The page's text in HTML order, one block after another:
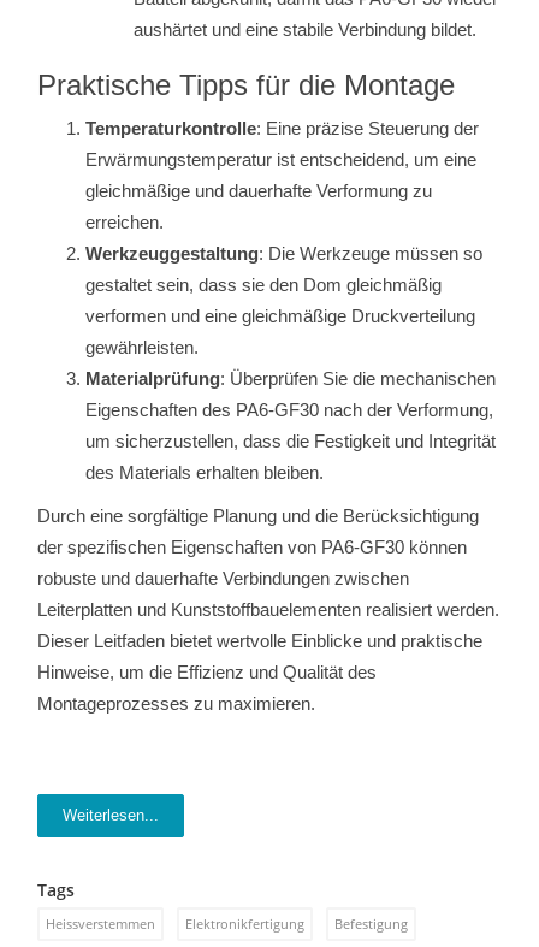
aushärtet und eine stabile Verbindung bildet.
Praktische Tipps für die Montage
Temperaturkontrolle: Eine präzise Steuerung der
Erwärmungstemperatur ist entscheidend, um eine
gleichmäßige und dauerhafte Verformung zu
erreichen.
Werkzeuggestaltung: Die Werkzeuge müssen so
gestaltet sein, dass sie den Dom gleichmäßig
verformen und eine gleichmäßige Druckverteilung
gewährleisten.
Materialprüfung: Überprüfen Sie die mechanischen
Eigenschaften des PA6-GF30 nach der Verformung,
um sicherzustellen, dass die Festigkeit und Integrität
des Materials erhalten bleiben.
Durch eine sorgfältige Planung und die Berücksichtigung
der spezifischen Eigenschaften von PA6-GF30 können
robuste und dauerhafte Verbindungen zwischen
Leiterplatten und Kunststoffbauelementen realisiert werden.
Dieser Leitfaden bietet wertvolle Einblicke und praktische
Hinweise, um die Effizienz und Qualität des
Montageprozesses zu maximieren.
Weiterlesen...
Tags
Heissverstemmen Elektronikfertigung Befestigung